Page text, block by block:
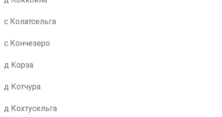
с Колатсельга
с Кончезеро
д Корза
д Котчура
д Кохтусельга